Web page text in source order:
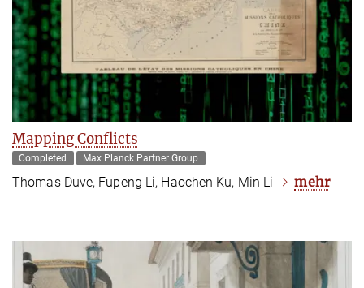
Mapping Conflicts
Completed Max Planck Partner Group
Thomas Duve, Fupeng Li, Haochen Ku, Min Li mehr